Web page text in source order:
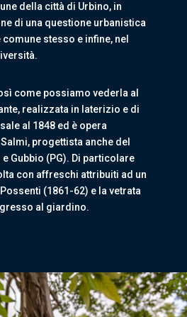
della città di Urbino, in
di una questione urbanistica
stesso e infine, nel
come possiamo vederla al
realizzata in laterizio e di
al 1848 ed è opera
progettista anche del
Gubbio (PG). Di particolare
con affreschi attribuiti ad un
(1861-62) e la vetrata
al giardino.